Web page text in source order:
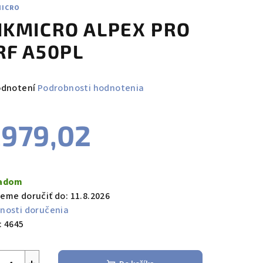
ALPEX PRO
A50PL
Podrobnosti hodnotenia
doručiť do: 11.8.2026
doručenia
4645